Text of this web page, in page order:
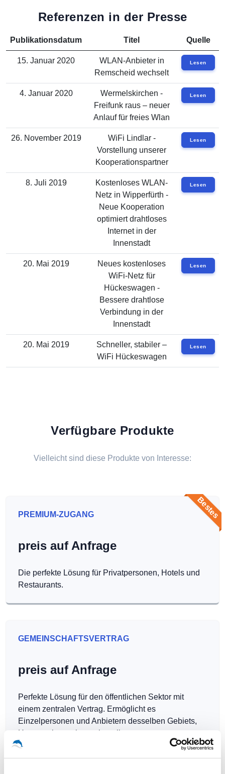
Referenzen in der Presse
Publikationsdatum Titel Quelle
15. Januar 2020
WLAN-Anbieter in
Remscheid wechselt
Lesen
4. Januar 2020
Wermelskirchen -
Freifunk raus – neuer
Anlauf für freies Wlan
Lesen
26. November 2019
WiFi Lindlar -
Vorstellung unserer
Kooperationspartner
Lesen
8. Juli 2019
Kostenloses WLAN-
Netz in Wipperfürth -
Neue Kooperation
optimiert drahtloses
Internet in der
Innenstadt
Lesen
20. Mai 2019
Neues kostenloses
WiFi-Netz für
Hückeswagen -
Bessere drahtlose
Verbindung in der
Innenstadt
Lesen
20. Mai 2019
Schneller, stabiler –
WiFi Hückeswagen
Lesen
Verfügbare Produkte
Vielleicht sind diese Produkte von Interesse:
Bestes
PREMIUM-ZUGANG
preis auf Anfrage
Die perfekte Lösung für Privatpersonen, Hotels und
Restaurants.
GEMEINSCHAFTSVERTRAG
preis auf Anfrage
Perfekte Lösung für den öffentlichen Sektor mit
einem zentralen Vertrag. Ermöglicht es
Einzelpersonen und Anbietern desselben Gebiets,
Hotspots kostenlos zu betreiben.